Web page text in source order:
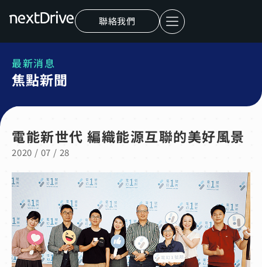
聯絡我們
最新消息
焦點新聞
電能新世代 編織能源互聯的美好風景
2020 / 07 / 28